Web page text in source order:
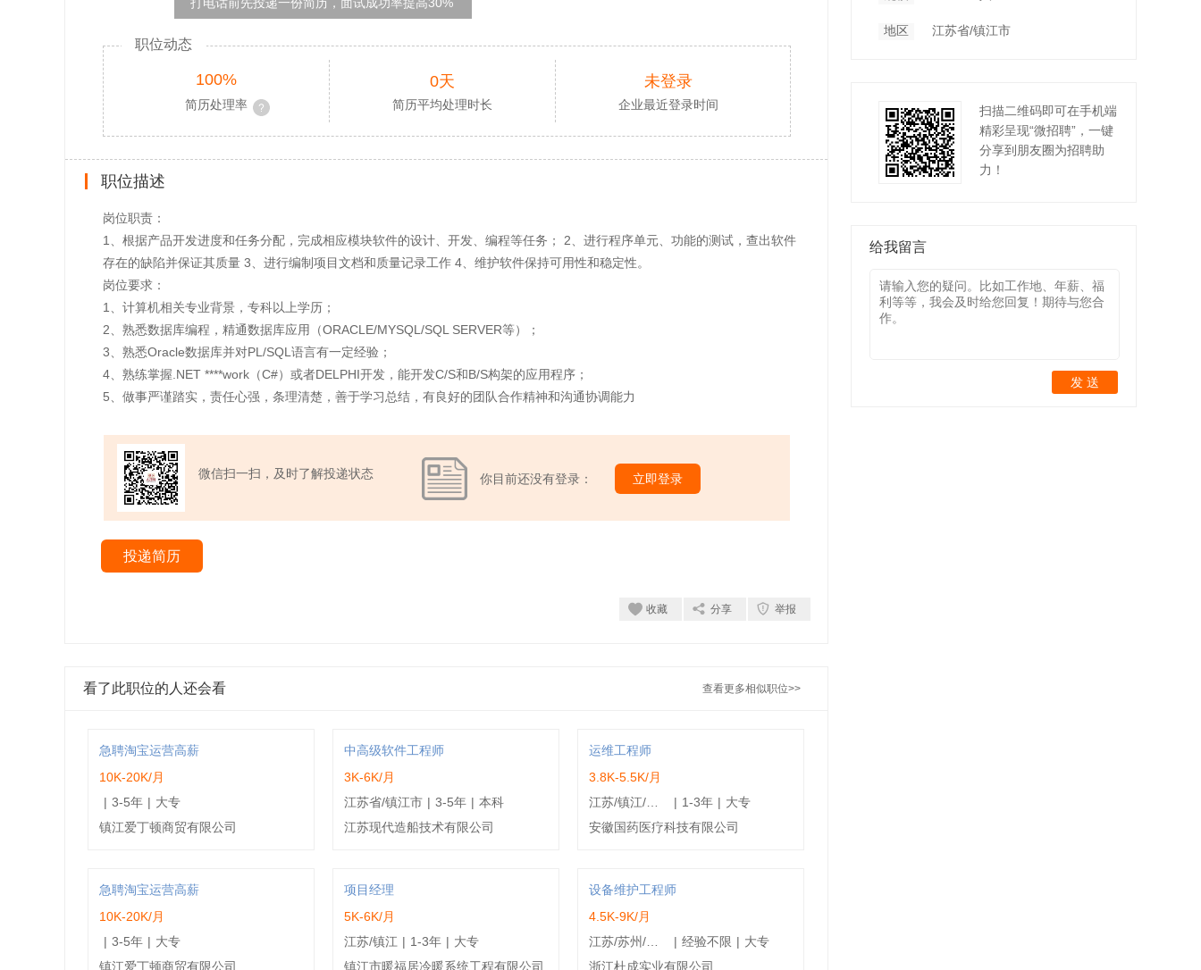
职位动态
100%
简历处理率
0天
简历平均处理时长
未登录
企业最近登录时间
职位描述
岗位职责：
1、根据产品开发进度和任务分配，完成相应模块软件的设计、开发、编程等任务； 2、进行程序单元、功能的测试，查出软件
存在的缺陷并保证其质量 3、进行编制项目文档和质量记录工作 4、维护软件保持可用性和稳定性。
岗位要求：
1、计算机相关专业背景，专科以上学历；
2、熟悉数据库编程，精通数据库应用（ORACLE/MYSQL/SQL SERVER等）；
3、熟悉Oracle数据库并对PL/SQL语言有一定经验；
4、熟练掌握.NET ****work（C#）或者DELPHI开发，能开发C/S和B/S构架的应用程序；
5、做事严谨踏实，责任心强，条理清楚，善于学习总结，有良好的团队合作精神和沟通协调能力
微信扫一扫，及时了解投递状态 你目前还没有登录： 立即登录
投递简历
收藏 分享 举报
看了此职位的人还会看 查看更多相似职位>>
急聘淘宝运营高薪
10K-20K/月
| 3-5年 | 大专
镇江爱丁顿商贸有限公司
中高级软件工程师
3K-6K/月
江苏省/镇江市 | 3-5年 | 本科
江苏现代造船技术有限公司
运维工程师
3.8K-5.5K/月
| 1-3年 | 大专
安徽国药医疗科技有限公司
急聘淘宝运营高薪
10K-20K/月
| 3-5年 | 大专
镇江爱丁顿商贸有限公司
项目经理
5K-6K/月
江苏/镇江 | 1-3年 | 大专
镇江市暖福居冷暖系统工程有限公司
设备维护工程师
4.5K-9K/月
| 经验不限 | 大专
浙江杜成实业有限公司
地区 江苏省/镇江市
扫描二维码即可在手机端
精彩呈现“微招聘”，一键
分享到朋友圈为招聘助
力！
给我留言
发 送